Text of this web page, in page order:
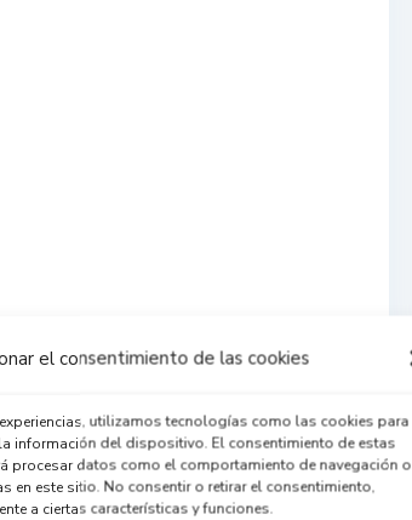
el consentimiento de las cookies
utilizamos tecnologías como las cookies para
información del dispositivo. El consentimiento de estas
procesar datos como el comportamiento de navegación o
en este sitio. No consentir o retirar el consentimiento,
a ciertas características y funciones.